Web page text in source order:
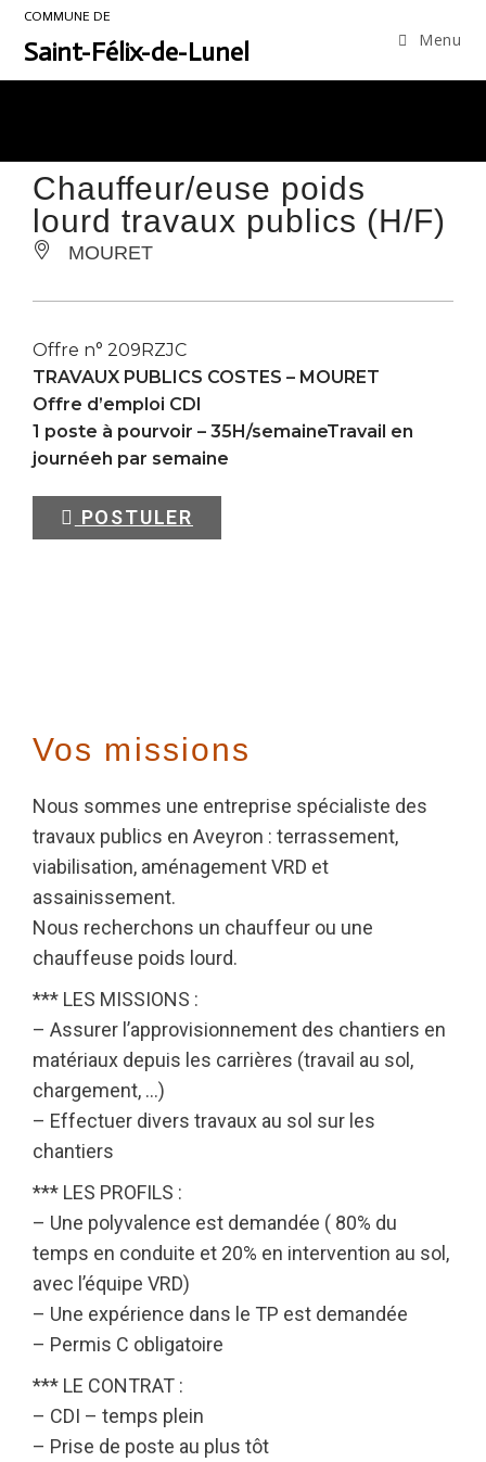
COMMUNE DE
Saint-Félix-de-Lunel Menu
Chauffeur/euse poids
lourd travaux publics (H/F)
MOURET
Offre n° 209RZJC
TRAVAUX PUBLICS COSTES – MOURET
Offre d’emploi CDI
1 poste à pourvoir – 35H/semaineTravail en
journéeh par semaine
POSTULER
Vos missions
Nous sommes une entreprise spécialiste des
travaux publics en Aveyron : terrassement,
viabilisation, aménagement VRD et
assainissement.
Nous recherchons un chauffeur ou une
chauffeuse poids lourd.
*** LES MISSIONS :
– Assurer l’approvisionnement des chantiers en
matériaux depuis les carrières (travail au sol,
chargement, …)
– Effectuer divers travaux au sol sur les
chantiers
*** LES PROFILS :
– Une polyvalence est demandée ( 80% du
temps en conduite et 20% en intervention au sol,
avec l’équipe VRD)
– Une expérience dans le TP est demandée
– Permis C obligatoire
*** LE CONTRAT :
– CDI – temps plein
– Prise de poste au plus tôt